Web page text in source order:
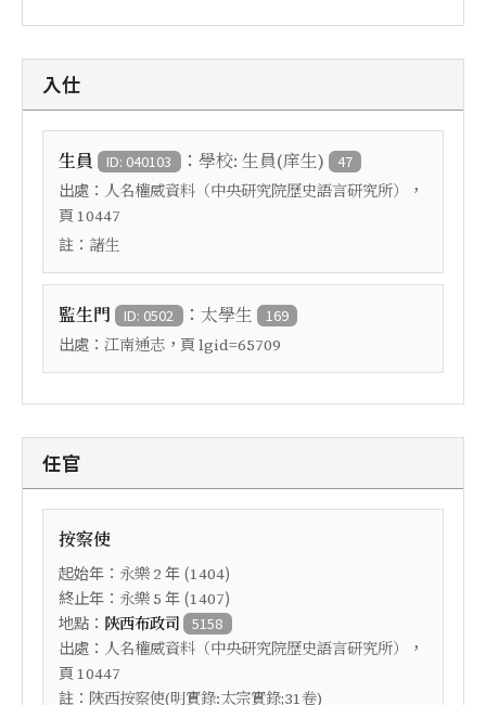
入仕
生員 ID: 040103 ： 學校: 生員(庠生) 47
出處： 人名權威資料（中央研究院歷史語言研究所）
，
頁 10447
註： 諸生
監生門 ID: 0502 ： 太學生 169
出處： 江南通志 ，頁 lgid=65709
任官
按察使
起始年： 永樂 2 年 (1404)
終止年： 永樂 5 年 (1407)
地點： 陝西布政司 5158
出處： 人名權威資料（中央研究院歷史語言研究所）
，
頁 10447
註： 陜西按察使(明實錄:太宗實錄;31卷)